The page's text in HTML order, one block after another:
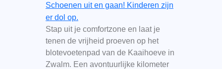
Schoenen uit en gaan! Kinderen zijn
er dol op.
Stap uit je comfortzone en laat je
tenen de vrijheid proeven op het
blotevoetenpad van de Kaaihoeve in
Zwalm. Een avontuurlijke kilometer